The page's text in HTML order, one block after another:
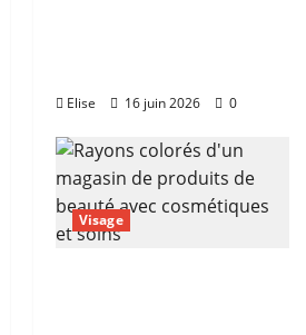
Elise 16 juin 2026 0
Visage